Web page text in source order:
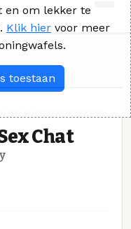
Chat
en om lekker te
Klik hier voor meer
toestaan